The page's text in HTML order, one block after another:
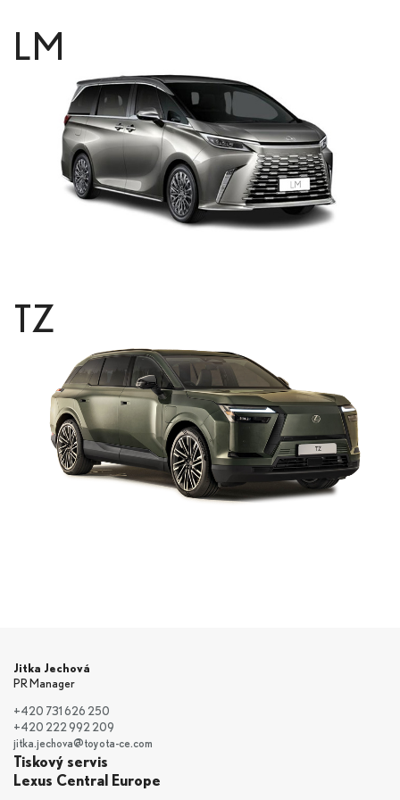
LM
TZ
Jitka Jechová
PR Manager
+420 731 626 250
+420 222 992 209
jitka.jechova@toyota-ce.com
Tiskový servis
Lexus Central Europe